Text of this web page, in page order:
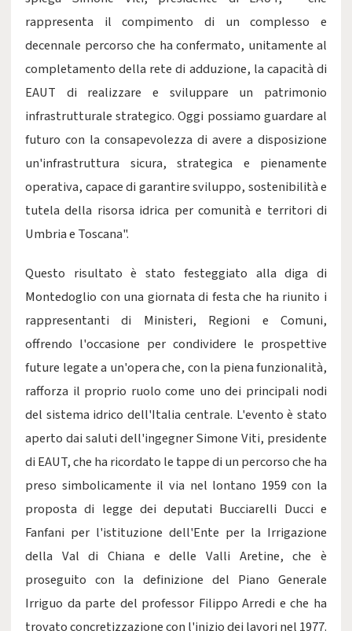
rappresenta il compimento di un complesso e
decennale percorso che ha confermato, unitamente al
completamento della rete di adduzione, la capacità di
EAUT di realizzare e sviluppare un patrimonio
infrastrutturale strategico. Oggi possiamo guardare al
futuro con la consapevolezza di avere a disposizione
un'infrastruttura sicura, strategica e pienamente
operativa, capace di garantire sviluppo, sostenibilità e
tutela della risorsa idrica per comunità e territori di
Umbria e Toscana".
Questo risultato è stato festeggiato alla diga di
Montedoglio con una giornata di festa che ha riunito i
rappresentanti di Ministeri, Regioni e Comuni,
offrendo l'occasione per condividere le prospettive
future legate a un'opera che, con la piena funzionalità,
rafforza il proprio ruolo come uno dei principali nodi
del sistema idrico dell'Italia centrale. L'evento è stato
aperto dai saluti dell'ingegner Simone Viti, presidente
di EAUT, che ha ricordato le tappe di un percorso che ha
preso simbolicamente il via nel lontano 1959 con la
proposta di legge dei deputati Bucciarelli Ducci e
Fanfani per l'istituzione dell'Ente per la Irrigazione
della Val di Chiana e delle Valli Aretine, che è
proseguito con la definizione del Piano Generale
Irriguo da parte del professor Filippo Arredi e che ha
trovato concretizzazione con l'inizio dei lavori nel 1977.